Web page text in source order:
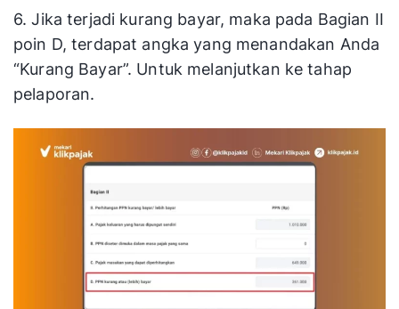
6. Jika terjadi kurang bayar, maka pada Bagian II
poin D, terdapat angka yang menandakan Anda
“Kurang Bayar”. Untuk melanjutkan ke tahap
pelaporan.